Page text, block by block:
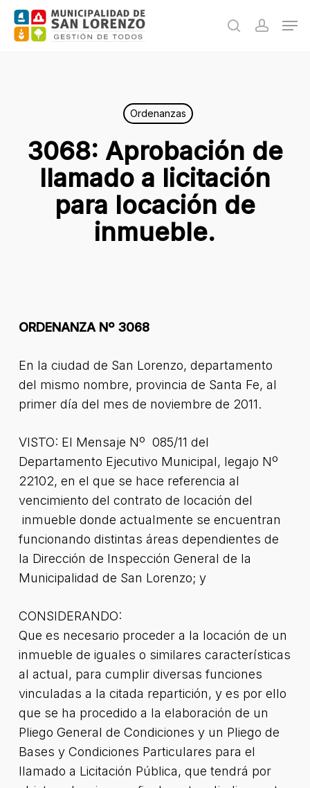
Skip
search
Ordenanzas
3068: Aprobación de
llamado a licitación
para locación de
inmueble.
ORDENANZA Nº 3068
En la ciudad de San Lorenzo, departamento
del mismo nombre, provincia de Santa Fe, al
primer día del mes de noviembre de 2011.
VISTO: El Mensaje Nº 085/11 del
Departamento Ejecutivo Municipal, legajo Nº
22102, en el que se hace referencia al
vencimiento del contrato de locación del
inmueble donde actualmente se encuentran
funcionando distintas áreas dependientes de
la Dirección de Inspección General de la
Municipalidad de San Lorenzo; y
CONSIDERANDO:
Que es necesario proceder a la locación de un
inmueble de iguales o similares características
al actual, para cumplir diversas funciones
vinculadas a la citada repartición, y es por ello
que se ha procedido a la elaboración de un
Pliego General de Condiciones y un Pliego de
Bases y Condiciones Particulares para el
llamado a Licitación Pública, que tendrá por